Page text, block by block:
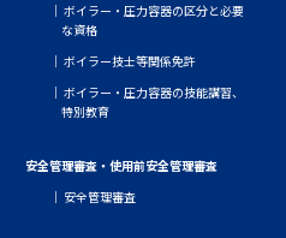
ボイラー・圧力容器の区分と必要
な資格
ボイラー技士等関係免許
ボイラー・圧力容器の技能講習、
特別教育
安全管理審査・使用前安全管理審査
安全管理審査